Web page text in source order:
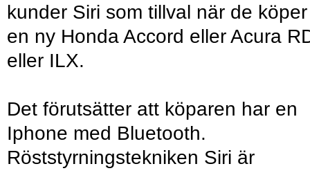
kunder Siri som tillval när de köper
en ny Honda Accord eller Acura
eller ILX.
Det förutsätter att köparen har en
Iphone med Bluetooth.
Röststyrningstekniken Siri är